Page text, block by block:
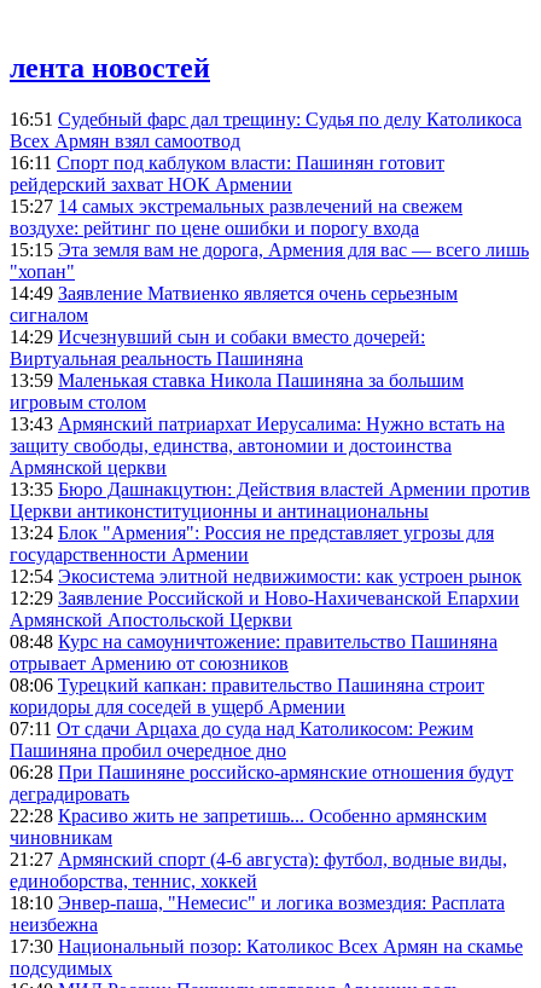
лента новостей
16:51 Судебный фарс дал трещину: Судья по делу Католикоса
Всех Армян взял самоотвод
16:11 Спорт под каблуком власти: Пашинян готовит
рейдерский захват НОК Армении
15:27 14 самых экстремальных развлечений на свежем
воздухе: рейтинг по цене ошибки и порогу входа
15:15 Эта земля вам не дорога, Армения для вас — всего лишь
"хопан"
14:49 Заявление Матвиенко является очень серьезным
сигналом
14:29 Исчезнувший сын и собаки вместо дочерей:
Виртуальная реальность Пашиняна
13:59 Маленькая ставка Никола Пашиняна за большим
игровым столом
13:43 Армянский патриархат Иерусалима: Нужно встать на
защиту свободы, единства, автономии и достоинства
Армянской церкви
13:35 Бюро Дашнакцутюн: Действия властей Армении против
Церкви антиконституционны и антинациональны
13:24 Блок "Армения": Россия не представляет угрозы для
государственности Армении
12:54 Экосистема элитной недвижимости: как устроен рынок
12:29 Заявление Российской и Ново-Нахичеванской Епархии
Армянской Апостольской Церкви
08:48 Курс на самоуничтожение: правительство Пашиняна
отрывает Армению от союзников
08:06 Турецкий капкан: правительство Пашиняна строит
коридоры для соседей в ущерб Армении
07:11 От сдачи Арцаха до суда над Католикосом: Режим
Пашиняна пробил очередное дно
06:28 При Пашиняне российско-армянские отношения будут
деградировать
22:28 Красиво жить не запретишь... Особенно армянским
чиновникам
21:27 Армянский спорт (4-6 августа): футбол, водные виды,
единоборства, теннис, хоккей
18:10 Энвер-паша, "Немесис" и логика возмездия: Расплата
неизбежна
17:30 Национальный позор: Католикос Всех Армян на скамье
подсудимых